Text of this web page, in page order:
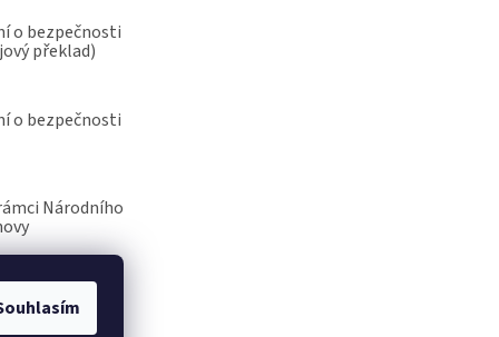
o bezpečnosti
překlad)
o bezpečnosti
Národního